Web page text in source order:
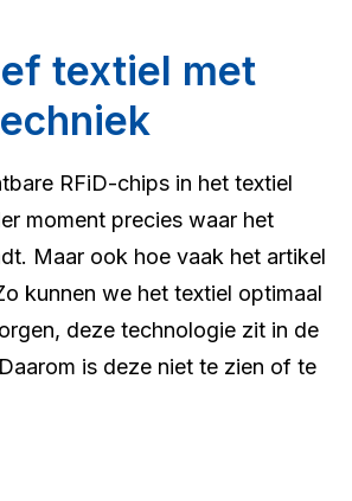
textiel met
RFiD-chips in het textiel
moment precies waar het
Maar ook hoe vaak het artikel
kunnen we het textiel optimaal
deze technologie zit in de
is deze niet te zien of te